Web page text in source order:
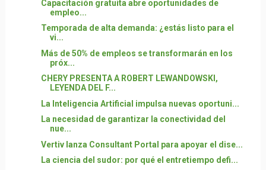
Capacitación gratuita abre oportunidades de
empleo...
Temporada de alta demanda: ¿estás listo para el
vi...
Más de 50% de empleos se transformarán en los
próx...
CHERY PRESENTA A ROBERT LEWANDOWSKI,
LEYENDA DEL F...
La Inteligencia Artificial impulsa nuevas oportuni...
La necesidad de garantizar la conectividad del
nue...
Vertiv lanza Consultant Portal para apoyar el dise...
La ciencia del sudor: por qué el entretiempo defi...